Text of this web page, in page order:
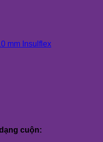
mm Insulflex
cuộn: